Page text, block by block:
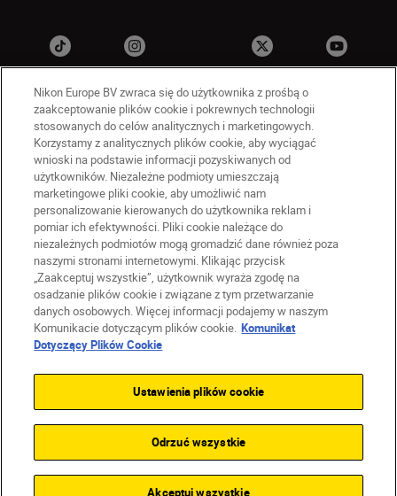
PL Nikon Sites
Skontaktuj się z nami
Oświadczenie dotyczące prywatności
Warunki użytkowania
Warunki korzystania z Nikon Store
Komunikat dotyczący plików cookie
Ustawienia plików cookie
© 2026 Nikon
SKIP
Nikon Europe BV zwraca się do użytkownika z prośbą o
zaakceptowanie plików cookie i pokrewnych technologii
stosowanych do celów analitycznych i marketingowych.
Korzystamy z analitycznych plików cookie, aby wyciągać
wnioski na podstawie informacji pozyskiwanych od
użytkowników. Niezależne podmioty umieszczają
marketingowe pliki cookie, aby umożliwić nam
personalizowanie kierowanych do użytkownika reklam i
pomiar ich efektywności. Pliki cookie należące do
niezależnych podmiotów mogą gromadzić dane również poza
naszymi stronami internetowymi. Klikając przycisk
„Zaakceptuj wszystkie”, użytkownik wyraża zgodę na
osadzanie plików cookie i związane z tym przetwarzanie
danych osobowych. Więcej informacji podajemy w naszym
Komunikacie dotyczącym plików cookie. Komunikat
Dotyczący Plików Cookie
Ustawienia plików cookie
Odrzuć wszystkie
Akceptuj wszystkie